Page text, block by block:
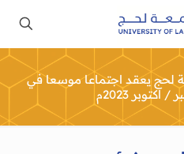
يعقد اجتماعا موسعا في
2023م